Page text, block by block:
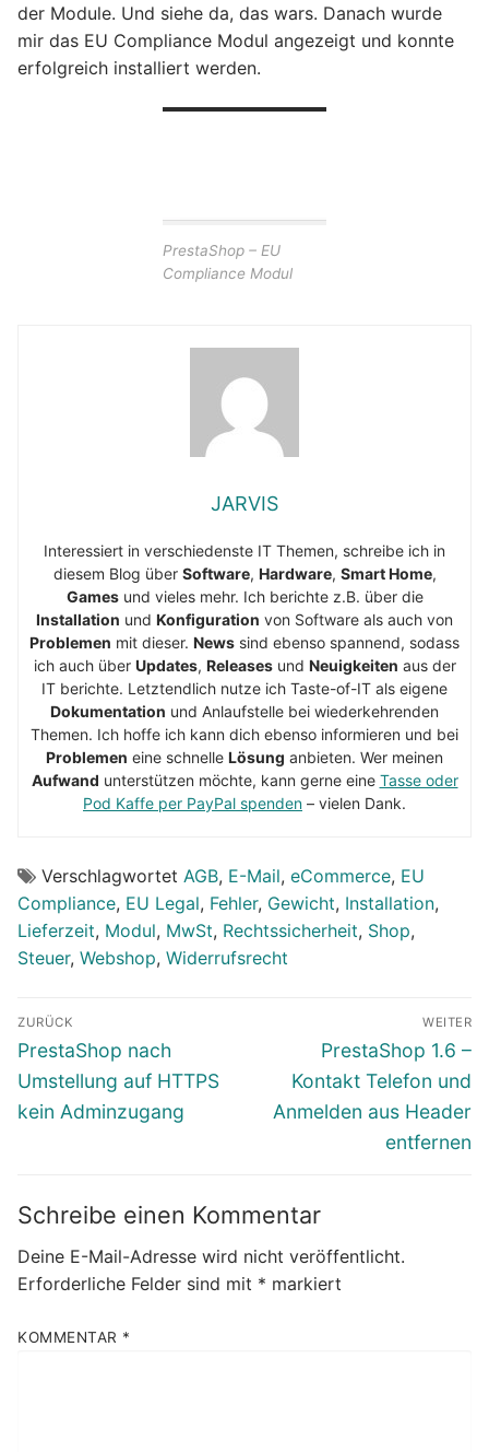
der Module. Und siehe da, das wars. Danach wurde
mir das EU Compliance Modul angezeigt und konnte
erfolgreich installiert werden.
PrestaShop – EU
Compliance Modul
JARVIS
Interessiert in verschiedenste IT Themen, schreibe ich in
diesem Blog über Software, Hardware, Smart Home,
Gamesund vieles mehr. Ich berichte z.B. über die
Installation und Konfiguration von Software als auch von
Problemen mit dieser. News sind ebenso spannend, sodass
ich auch über Updates, Releasesund Neuigkeiten aus der
IT berichte. Letztendlich nutze ich Taste-of-IT als eigene
Dokumentation und Anlaufstelle bei wiederkehrenden
Themen. Ich hoffe ich kann dich ebenso informieren und bei
Problemen eine schnelle Lösung anbieten. Wer meinen
Aufwand unterstützen möchte, kann gerne eine Tasse oder
Pod Kaffe per PayPal spenden – vielen Dank.
Verschlagwortet AGB, E-Mail, eCommerce, EU
Compliance, EU Legal, Fehler, Gewicht, Installation,
Lieferzeit, Modul, MwSt, Rechtssicherheit, Shop,
Steuer, Webshop, Widerrufsrecht
Beitragsnavigation
ZURÜCK
Vorheriger
Beitrag:
PrestaShop nach
Umstellung auf HTTPS
kein Adminzugang
WEITER
Nächster
Beitrag:
PrestaShop 1.6 –
Kontakt Telefon und
Anmelden aus Header
entfernen
Schreibe einen Kommentar
Deine E-Mail-Adresse wird nicht veröffentlicht.
Erforderliche Felder sind mit * markiert
KOMMENTAR *